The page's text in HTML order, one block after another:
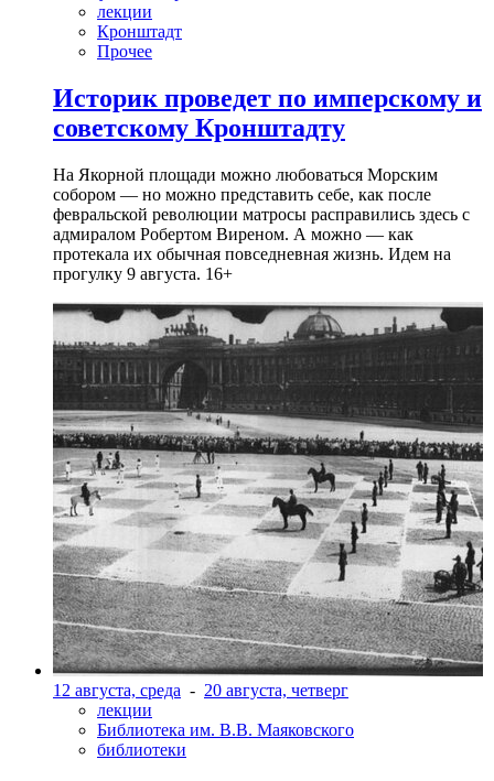
лекции
Кронштадт
Прочее
Историк проведет по имперскому и
советскому Кронштадту
На Якорной площади можно любоваться Морским
собором — но можно представить себе, как после
февральской революции матросы расправились здесь с
адмиралом Робертом Виреном. А можно — как
протекала их обычная повседневная жизнь. Идем на
прогулку 9 августа. 16+
12 августа, среда - 20 августа, четверг
лекции
Библиотека им. В.В. Маяковского
библиотеки